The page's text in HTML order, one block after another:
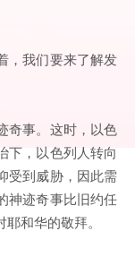
，我们要来了解发
奇事。这时，以色
下，以色列人转向
受到威胁，因此需
神迹奇事比旧约任
和华的敬拜。